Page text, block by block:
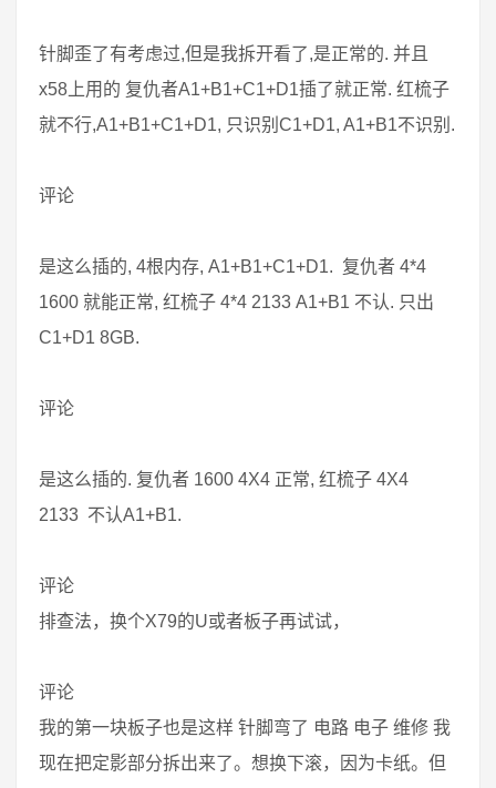
针脚歪了有考虑过,但是我拆开看了,是正常的. 并且
x58上用的 复仇者A1+B1+C1+D1插了就正常. 红梳子
就不行,A1+B1+C1+D1, 只识别C1+D1, A1+B1不识别.
评论
是这么插的, 4根内存, A1+B1+C1+D1. 复仇者 4*4
1600 就能正常, 红梳子 4*4 2133 A1+B1 不认. 只出
C1+D1 8GB.
评论
是这么插的. 复仇者 1600 4X4 正常, 红梳子 4X4
2133 不认A1+B1.
评论
排查法，换个X79的U或者板子再试试，
评论
我的第一块板子也是这样 针脚弯了 电路 电子 维修 我
现在把定影部分拆出来了。想换下滚，因为卡纸。但